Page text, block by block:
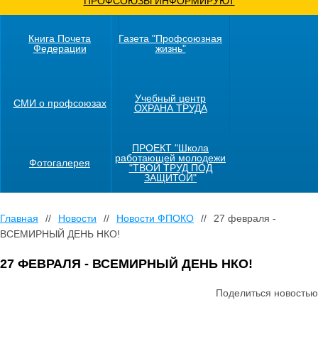
Книга Почета
Федерации
Газета "Профсоюзная
жизнь"
СМИ о профсоюзах
Учебный центр
ОХРАНА ТРУДА
Фотогалерея
ПРОЕКТ "Школа
работающей молодежи
"ТВОЙ ТРУД ПОД
ЗАЩИТОЙ"
Главная // Новости // Новости ФПОКО //
27 февраля -
ВСЕМИРНЫЙ ДЕНЬ НКО!
27 ФЕВРАЛЯ - ВСЕМИРНЫЙ ДЕНЬ НКО!
Поделиться новостью